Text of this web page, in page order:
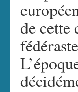
de cette